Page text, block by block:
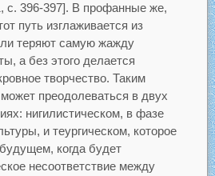
396-397]. В профанные же,
путь изглаживается из
теряют самую жажду
а без этого делается
творчество. Таким
преодолеваться в двух
нигилистическом, в фазе
и теургическом, которое
когда будет
несоответствие между